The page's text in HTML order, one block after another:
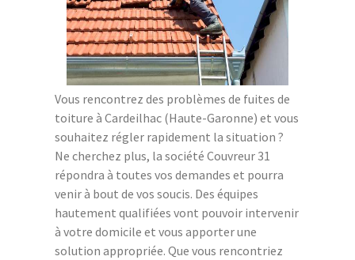
Vous rencontrez des problèmes de fuites de
toiture à Cardeilhac (Haute-Garonne) et vous
souhaitez régler rapidement la situation ?
Ne cherchez plus, la société Couvreur 31
répondra à toutes vos demandes et pourra
venir à bout de vos soucis. Des équipes
hautement qualifiées vont pouvoir intervenir
à votre domicile et vous apporter une
solution appropriée. Que vous rencontriez